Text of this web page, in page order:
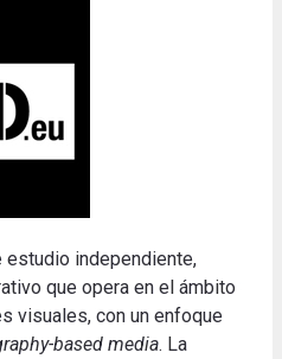
estudio independiente,
que opera en el ámbito
visuales, con un enfoque
based media. La